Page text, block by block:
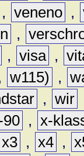
, veneno ,
,
, visa ,
w115) ,
, wir
90 , x-
x3 , x4 ,